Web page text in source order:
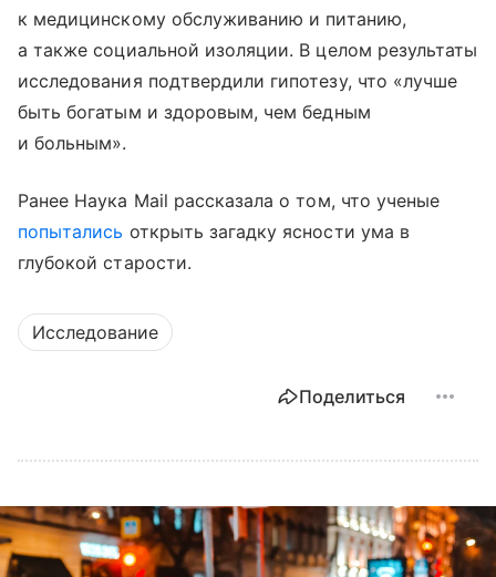
к медицинскому обслуживанию и питанию,
а также социальной изоляции. В целом результаты
исследования подтвердили гипотезу, что «лучше
быть богатым и здоровым, чем бедным
и больным».
Ранее Наука Mail рассказала о том, что ученые
попытались открыть загадку ясности ума в
глубокой старости.
Исследование
Поделиться